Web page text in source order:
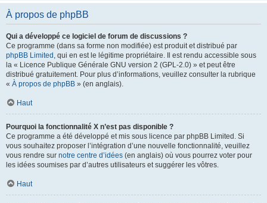
À propos de phpBB
Qui a développé ce logiciel de forum de discussions ?
Ce programme (dans sa forme non modifiée) est produit et distribué par
phpBB Limited , qui en est le légitime propriétaire. Il est rendu accessible sous
la « Licence Publique Générale GNU version 2 (GPL-2.0) » et peut être
distribué gratuitement. Pour plus d’informations, veuillez consulter la rubrique
« À propos de phpBB » (en anglais).
Haut
Pourquoi la fonctionnalité X n’est pas disponible ?
Ce programme a été développé et mis sous licence par phpBB Limited. Si
vous souhaitez proposer l’intégration d’une nouvelle fonctionnalité, veuillez
vous rendre sur notre centre d’idées (en anglais) où vous pourrez voter pour
les idées soumises par d’autres utilisateurs et suggérer les vôtres.
Haut